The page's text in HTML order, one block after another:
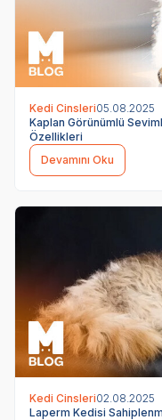
Kedi Cinsleri05.08.2025
Kaplan Görünümlü
Özellikleri
Devamını Oku
Kedi Cinsleri02.08.2025
Laperm Kedisi